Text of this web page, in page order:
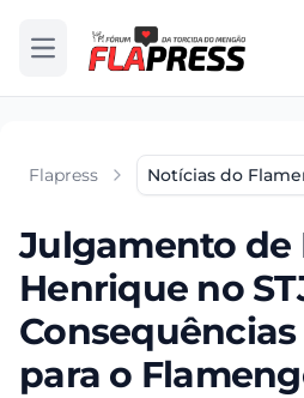
Abrir menu
Flapress Notícias do
Julgamento de
Henrique no
para o